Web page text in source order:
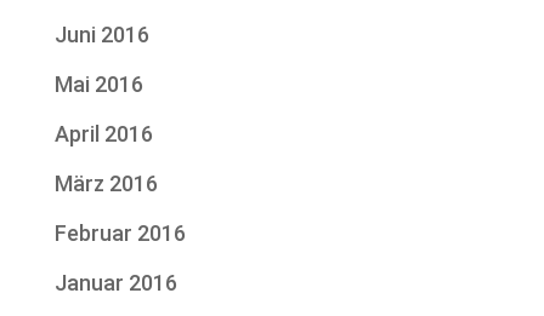
Juni 2016
Mai 2016
April 2016
März 2016
Februar 2016
Januar 2016